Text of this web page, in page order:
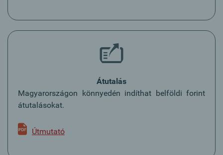
Átutalás
Magyarországon könnyedén indíthat belföldi forint
átutalásokat.
Útmutató